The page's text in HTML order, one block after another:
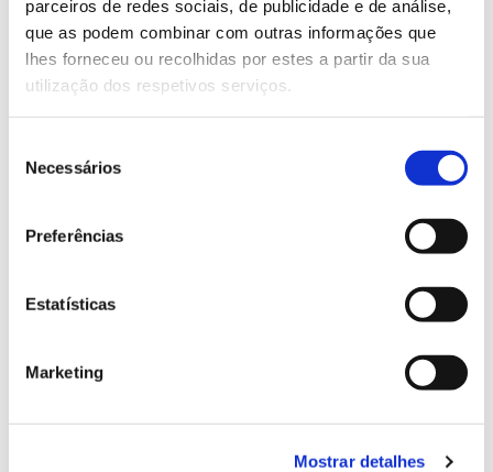
parceiros de redes sociais, de publicidade e de análise,
que as podem combinar com outras informações que
lhes forneceu ou recolhidas por estes a partir da sua
utilização dos respetivos serviços.
Necessários
Preferências
Estatísticas
Marketing
Mostrar detalhes
13.07.2026
Genoma do priolo e de outras espécies em risco:
conhecer para conservar
Registar galhas de Trichi em acácia-das-espigas:
25.06.2026
Natureza e florestas procuram jovens voluntários